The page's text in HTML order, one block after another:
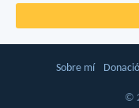
Sobre mí
©